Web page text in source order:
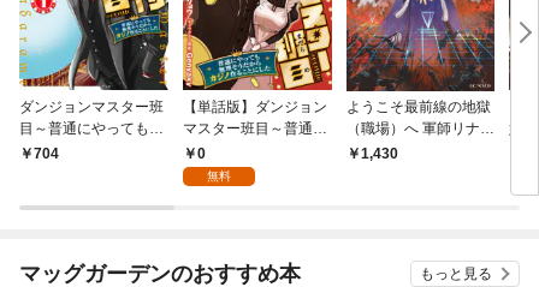
ダンジョンマスター班
目～普通にやっても無
理そうだからカジノ作
704
【単話版】ダンジョン
マスター班目～普通に
やっても無理そうだか
らカジノ作ることにし
0
無料
ようこそ最前線の地獄
（職場）へ 軍師リナ、
8歳です 1
1,430
嬢
版
マッグガーデンのおすすめ本 もっと見る